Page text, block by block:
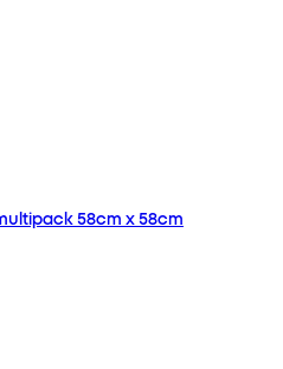
58cm x 58cm